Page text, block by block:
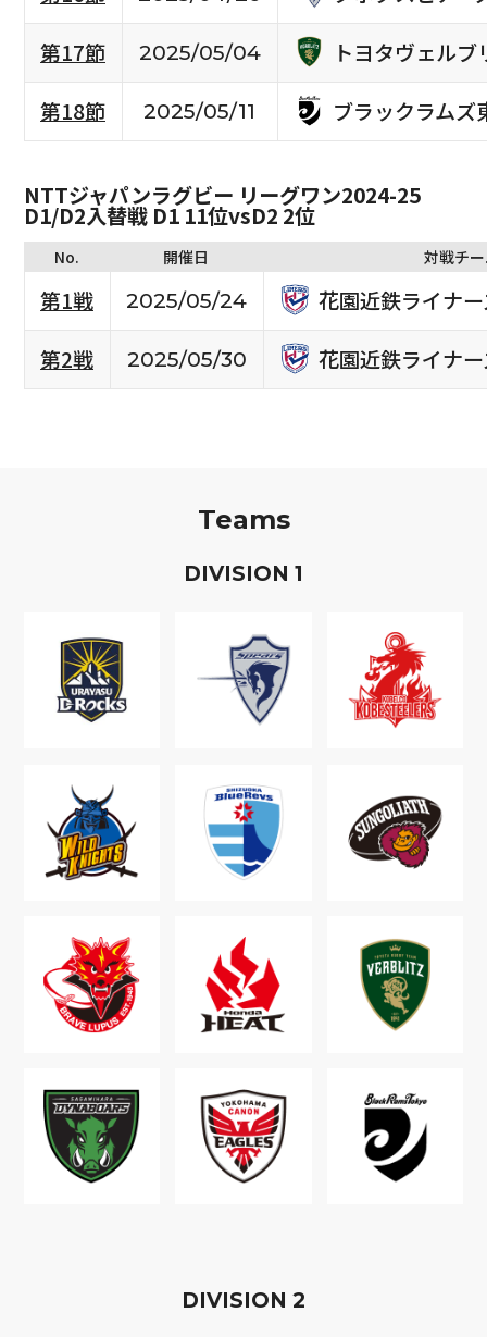
第17節
2025/05/04
トヨタヴェルブ
第18節
2025/05/11 ブラックラムズ
NTTジャパンラグビー リーグワン2024-25
D1/D2入替戦 D1 11位vsD2 2位
No. 開催日 対戦チ
第1戦 2025/05/24
花園近鉄ライナ
第2戦
2025/05/30 花園近鉄ライナ
Teams
DIVISION 1
DIVISION 2